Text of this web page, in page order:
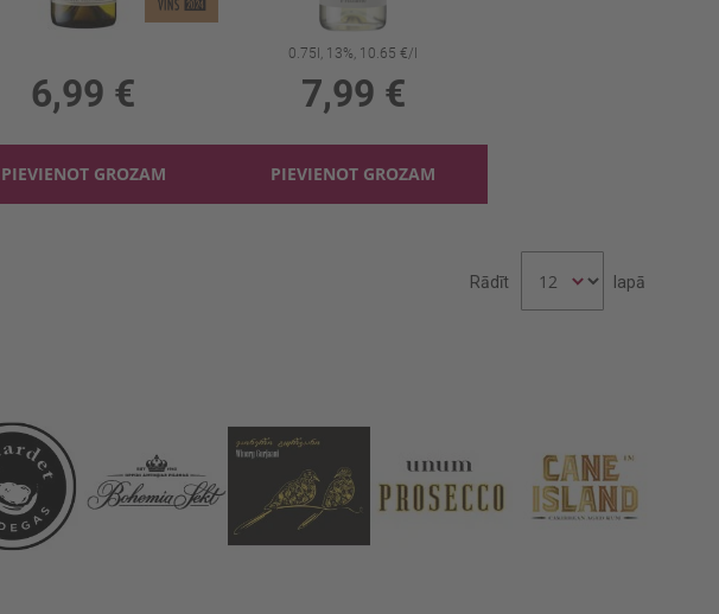
Baltv. Schloss Bockfliess Gruner Velt. 12%
6,99 €
PIEVIENOT GROZAM
0.75l, 13%, 10.65 €/l
7,99 €
PIEVIENOT GROZAM
Rādīt lapā